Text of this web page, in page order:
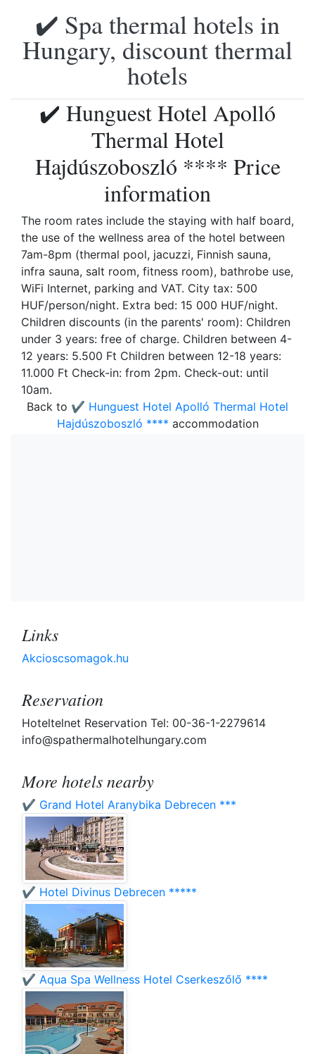
✔️ Spa thermal hotels in
Hungary, discount thermal
hotels
✔️ Hunguest Hotel Apolló
Thermal Hotel
Hajdúszoboszló **** Price
information
The room rates include the staying with half board,
the use of the wellness area of the hotel between
7am-8pm (thermal pool, jacuzzi, Finnish sauna,
infra sauna, salt room, fitness room), bathrobe use,
WiFi Internet, parking and VAT. City tax: 500
HUF/person/night. Extra bed: 15 000 HUF/night.
Children discounts (in the parents' room): Children
under 3 years: free of charge. Children between 4-
12 years: 5.500 Ft Children between 12-18 years:
11.000 Ft Check-in: from 2pm. Check-out: until
10am.
Back to ✔️ Hunguest Hotel Apolló Thermal Hotel
Hajdúszoboszló **** accommodation
Links
Akcioscsomagok.hu
Reservation
Hoteltelnet Reservation Tel: 00-36-1-2279614
info@spathermalhotelhungary.com
More hotels nearby
✔️ Grand Hotel Aranybika Debrecen ***
✔️ Hotel Divinus Debrecen *****
✔️ Aqua Spa Wellness Hotel Cserkeszőlő ****